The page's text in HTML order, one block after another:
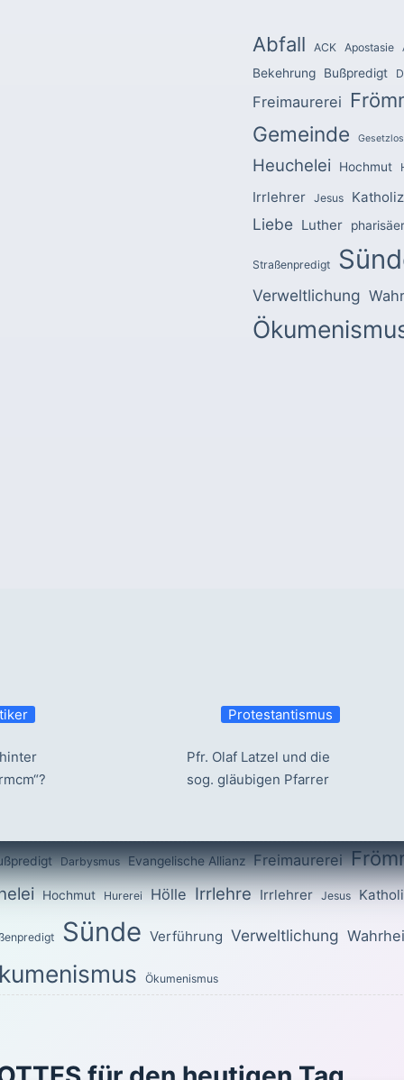
Abfall ACK Apostasie
Bekehrung Bußpredigt
Freimaurerei
Gemeinde
Heuchelei Hochmut
Irrlehrer Jesus
Liebe Luther pharisäer
Straßenpredigt
Verweltlichung
Protestantismus
Pfr. Olaf Latzel und die
sog. gläubigen Pfarrer
Darbysmus Evangelische Allianz Freimaurerei
Hochmut Hurerei Hölle Irrlehre Irrlehrer Jesus
Sünde Verführung Verweltlichung
Ökumenismus